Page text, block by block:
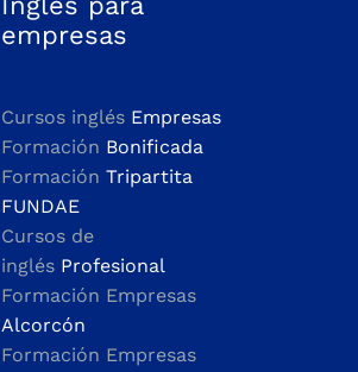
empresas
Cursos inglés Empresas
Formación Bonificada
FormaciónTripartita
FUNDAE
Cursos de
inglés Profesional
Formación Empresas
Alcorcón
Formación Empresas